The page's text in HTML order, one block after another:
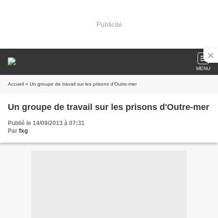
Publicité
MENU
Accueil » Un groupe de travail sur les prisons d'Outre-mer
Un groupe de travail sur les prisons d'Outre-mer
Publié le 14/09/2013 à 07:31
Par fxg